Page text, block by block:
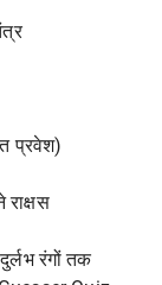
प्रवेश)
रंगों तक